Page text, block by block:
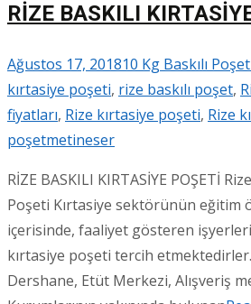
RİZE BASKILI
Ağustos 17, 201810 Kg Baskılı
kırtasiye poşeti, rize baskılı poşet,
fiyatları, Rize kırtasiye poşeti, Rize
poşetmetineser
RİZE BASKILI KIRTASİYE POŞETİ
Poşeti Kırtasiye sektörünün eğitim
içerisinde, faaliyet gösteren işyerleri
kırtasiye poşeti tercih
Dershane, Etüt Merkezi, Alışveriş